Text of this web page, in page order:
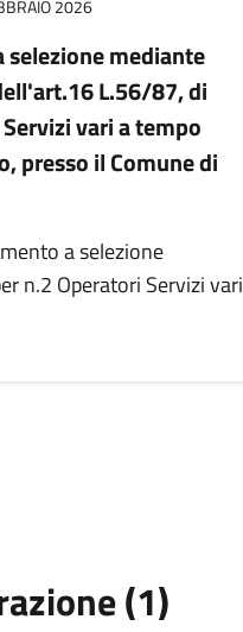
2026
mediante
L.56/87, di
vari a tempo
presso il Comune di
a selezione
n.2 Operatori Servizi vari
(1)